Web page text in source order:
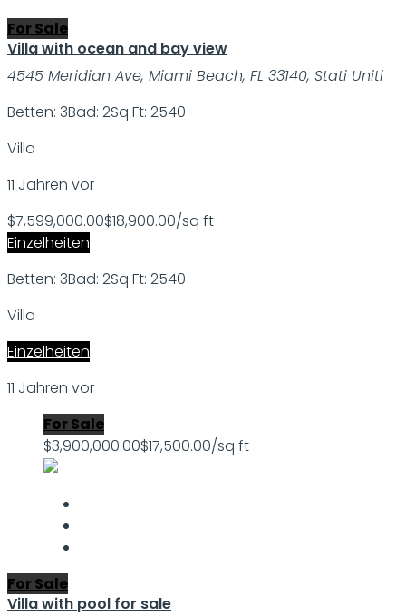
For Sale
Villa with ocean and bay view
4545 Meridian Ave, Miami Beach, FL 33140, Stati Uniti
Betten: 3Bad: 2Sq Ft: 2540
Villa
11 Jahren vor
$7,599,000.00$18,900.00/sq ft
Einzelheiten
Betten: 3Bad: 2Sq Ft: 2540
Villa
Einzelheiten
11 Jahren vor
For Sale
$3,900,000.00$17,500.00/sq ft
For Sale
Villa with pool for sale